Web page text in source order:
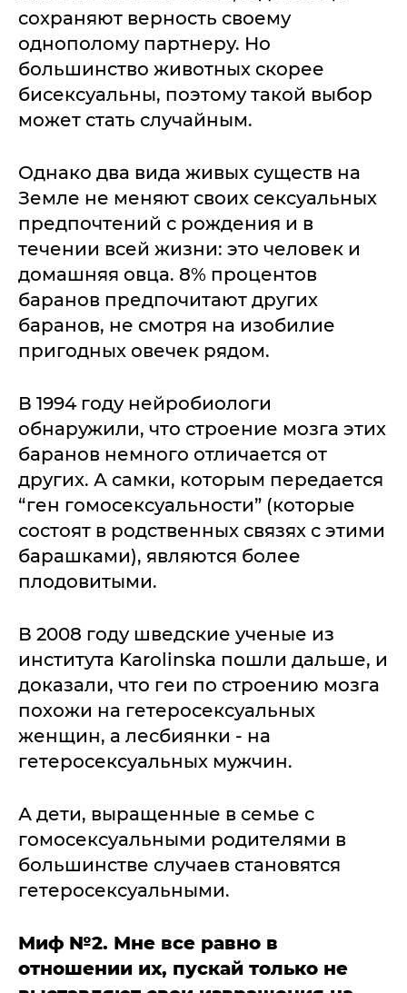
сохраняют верность своему
однополому партнеру. Но
большинство животных скорее
бисексуальны, поэтому такой выбор
может стать случайным.
Однако два вида живых существ на
Земле не меняют своих сексуальных
предпочтений с рождения и в
течении всей жизни: это человек и
домашняя овца. 8% процентов
баранов предпочитают других
баранов, не смотря на изобилие
пригодных овечек рядом.
В 1994 году нейробиологи
обнаружили, что строение мозга этих
баранов немного отличается от
других. А самки, которым передается
“ген гомосексуальности” (которые
состоят в родственных связях с этими
барашками), являются более
плодовитыми.
В 2008 году шведские ученые из
института Karolinska пошли дальше, и
доказали, что геи по строению мозга
похожи на гетеросексуальных
женщин, а лесбиянки - на
гетеросексуальных мужчин.
А дети, выращенные в семье с
гомосексуальными родителями в
большинстве случаев становятся
гетеросексуальными.
Миф №2. Мне все равно в
отношении их, пускай только не